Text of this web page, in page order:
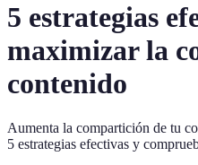
5 estrategias
maximizar la
contenido
Aumenta la compartición de tu
5 estrategias efectivas y